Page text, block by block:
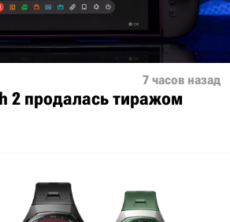
7 часов назад
2 продалась тиражом